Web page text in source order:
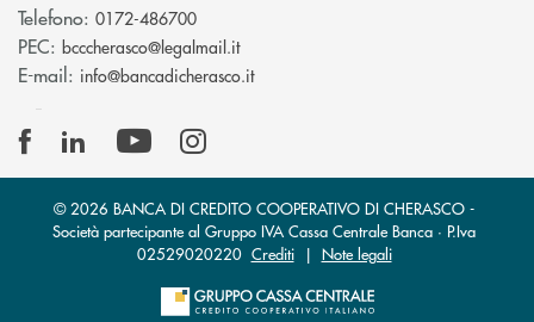
Telefono: 0172-486700
PEC: bcccherasco@legalmail.it(si apre l’app di posta elettronica)
E-mail: info@bancadicherasco.it(si apre l’app di posta elettronica)
© 2026 BANCA DI CREDITO COOPERATIVO DI CHERASCO -
Società partecipante al Gruppo IVA Cassa Centrale Banca · P.Iva
02529020220 Crediti| Note legali